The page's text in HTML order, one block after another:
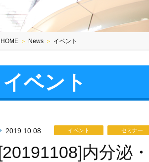
HOME ＞ News ＞ イベント
イベント
2019.10.08 イベント セミナー
[20191108]内分泌